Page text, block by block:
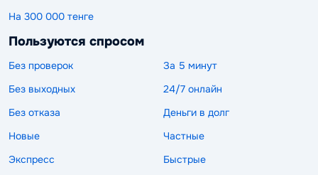
На 300 000 тенге
Пользуются спросом
Без проверок
За 5 минут
Без выходных
24/7 онлайн
Без отказа
Деньги в долг
Новые
Частные
Экспресс
Быстрые